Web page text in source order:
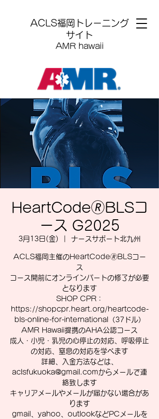
​ACLS福岡トレーニング
サイト
AMR hawaii
HeartCode🄬BLSコ
ース G2025
3月13日(金) ナースサポート北九州
ACLS福岡主催のHeartCode🄬BLSコー
ス
コース開前にオンラインパートの修了が必要
となります
SHOP CPR：
https://shopcpr.heart.org/heartcode-
bls-online-for-international（37ドル）
AMR Hawaii提携のAHA公認コース
成人・小児・乳児の心停止の対応、呼吸停止
の対応、窒息の対応を学べます
詳細、入金方法などは、
aclsfukuoka@gmail.comからメールで連
絡致します
キャリアメールやメールが届かない場合があ
ります
gmail、yahoo、outlookなどPCメールを